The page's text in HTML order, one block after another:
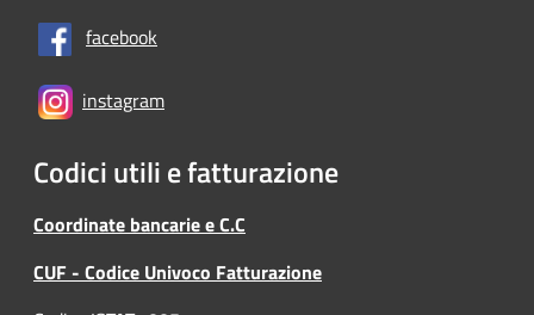
facebook
instagram
Codici utili e fatturazione
Coordinate bancarie e C.C
CUF - Codice Univoco Fatturazione